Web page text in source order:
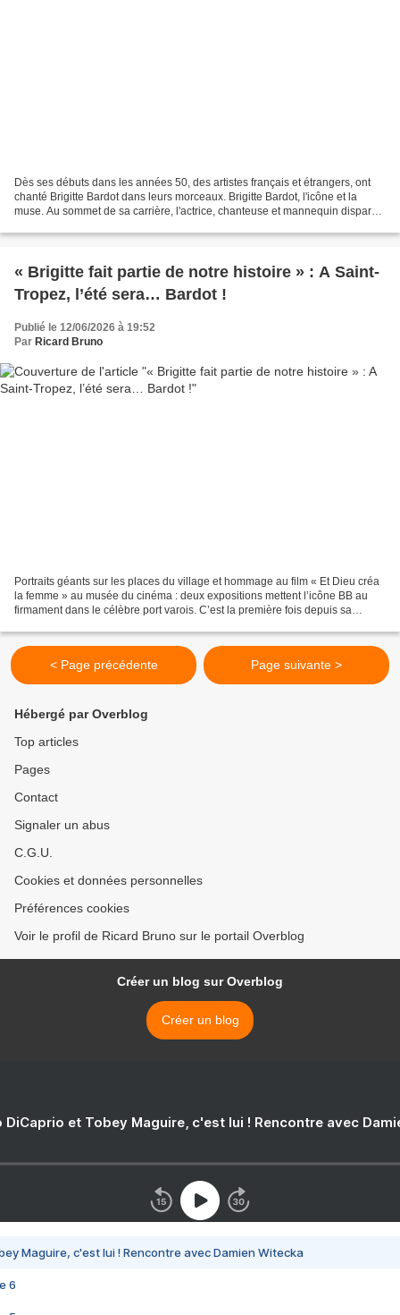
Dès ses débuts dans les années 50, des artistes français et étrangers, ont
chanté Brigitte Bardot dans leurs morceaux. Brigitte Bardot, l'icône et la
muse. Au sommet de sa carrière, l'actrice, chanteuse et mannequin disparue
« Brigitte fait partie de notre histoire » : A Saint-
Tropez, l’été sera… Bardot !
Publié le 12/06/2026 à 19:52
Par Ricard Bruno
Portraits géants sur les places du village et hommage au film « Et Dieu créa
la femme » au musée du cinéma : deux expositions mettent l’icône BB au
firmament dans le célèbre port varois. C’est la première fois depuis sa
< Page précédente Page suivante >
Hébergé par Overblog
Top articles
Pages
Contact
Signaler un abus
C.G.U.
Cookies et données personnelles
Préférences cookies
Voir le profil de Ricard Bruno sur le portail Overblog
Créer un blog sur Overblog
Créer un blog
DiCaprio et Tobey Maguire, c'est lui ! Rencontre avec
Maguire, c'est lui ! Rencontre avec Damien Witecka
6